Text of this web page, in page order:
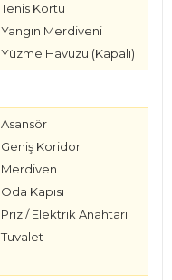
Tenis Kortu
Yangın Merdiveni
Yüzme Havuzu (Kapalı)
Asansör
Geniş Koridor
Merdiven
Oda Kapısı
Priz / Elektrik Anahtarı
Tuvalet